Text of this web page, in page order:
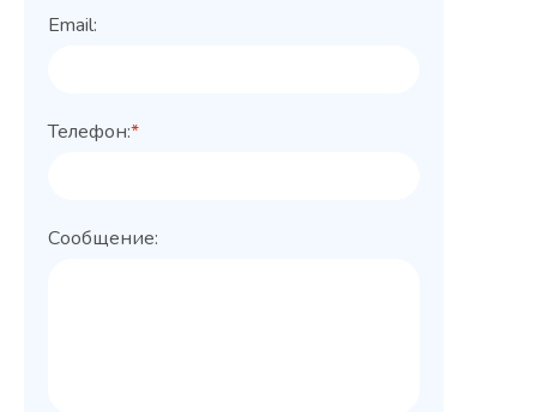
Email:
Телефон:*
Сообщение: